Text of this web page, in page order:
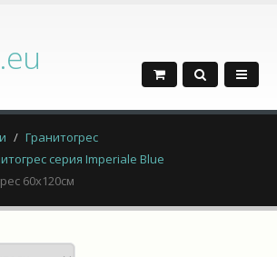
Гранитогрес
серия Imperiale Blue
60х120см